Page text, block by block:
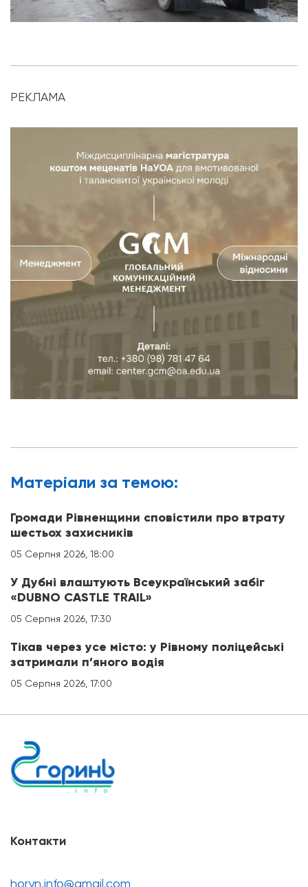
РЕКЛАМА
Матерiали за темою:
Громади Рівненщини сповістили про втрату
шестьох захисників
05 Серпня 2026, 18:00
У Дубні влаштують Всеукраїнський забіг
«DUBNO CASTLE TRAIL»
05 Серпня 2026, 17:30
Тікав через усе місто: у Рівному поліцейські
затримали п’яного водія
05 Серпня 2026, 17:00
Контакти
horyn.info@gmail.com